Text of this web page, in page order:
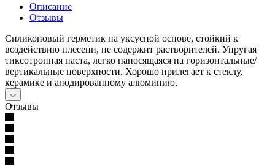
Описание
Отзывы
Силиконовый герметик на уксусной основе, стойкий к
воздействию плесени, не содержит растворителей. Упругая
тиксотропная паста, легко наносящаяся на горизонтальные/
вертикальные поверхности. Хорошо прилегает к стеклу,
керамике и анодированному алюминию.
Отзывы